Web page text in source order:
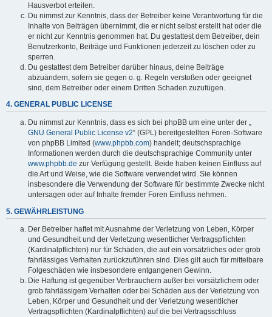
Hausverbot erteilen.
Du nimmst zur Kenntnis, dass der Betreiber keine Verantwortung für die
Inhalte von Beiträgen übernimmt, die er nicht selbst erstellt hat oder die
er nicht zur Kenntnis genommen hat. Du gestattest dem Betreiber, dein
Benutzerkonto, Beiträge und Funktionen jederzeit zu löschen oder zu
sperren.
Du gestattest dem Betreiber darüber hinaus, deine Beiträge
abzuändern, sofern sie gegen o. g. Regeln verstoßen oder geeignet
sind, dem Betreiber oder einem Dritten Schaden zuzufügen.
4. GENERAL PUBLIC LICENSE
Du nimmst zur Kenntnis, dass es sich bei phpBB um eine unter der „
GNU General Public License v2“ (GPL) bereitgestellten Foren-Software
von phpBB Limited (www.phpbb.com) handelt; deutschsprachige
Informationen werden durch die deutschsprachige Community unter
www.phpbb.de zur Verfügung gestellt. Beide haben keinen Einfluss auf
die Art und Weise, wie die Software verwendet wird. Sie können
insbesondere die Verwendung der Software für bestimmte Zwecke nicht
untersagen oder auf Inhalte fremder Foren Einfluss nehmen.
5. GEWÄHRLEISTUNG
Der Betreiber haftet mit Ausnahme der Verletzung von Leben, Körper
und Gesundheit und der Verletzung wesentlicher Vertragspflichten
(Kardinalpflichten) nur für Schäden, die auf ein vorsätzliches oder grob
fahrlässiges Verhalten zurückzuführen sind. Dies gilt auch für mittelbare
Folgeschäden wie insbesondere entgangenen Gewinn.
Die Haftung ist gegenüber Verbrauchern außer bei vorsätzlichem oder
grob fahrlässigem Verhalten oder bei Schäden aus der Verletzung von
Leben, Körper und Gesundheit und der Verletzung wesentlicher
Vertragspflichten (Kardinalpflichten) auf die bei Vertragsschluss